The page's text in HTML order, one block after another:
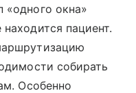
«одного окна»
пациент.
собирать
Особенно